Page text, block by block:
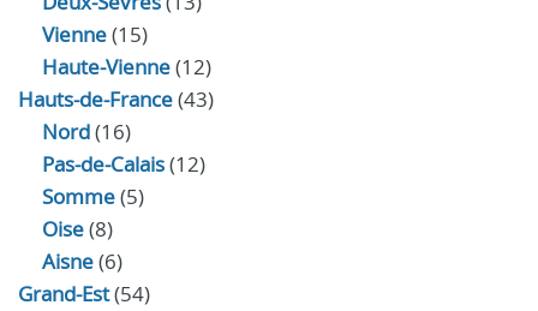
Vienne(15)
Haute-Vienne(12)
Hauts-de-France(43)
Nord(16)
Pas-de-Calais(12)
Somme(5)
Oise(8)
Aisne(6)
Grand-Est(54)